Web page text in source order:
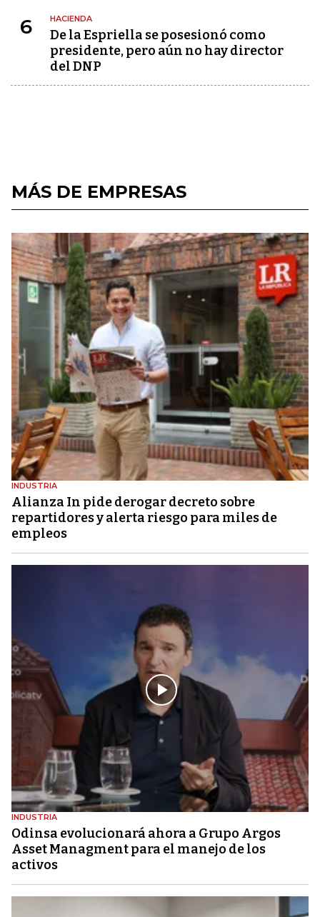
6 HACIENDA
De la Espriella se posesionó como
presidente, pero aún no hay director
del DNP
MÁS DE EMPRESAS
INDUSTRIA
Alianza In pide derogar decreto sobre
repartidores y alerta riesgo para miles de
empleos
INDUSTRIA
Odinsa evolucionará ahora a Grupo Argos
Asset Managment para el manejo de los
activos